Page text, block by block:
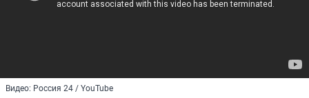
Видео: Россия 24 / YouTube